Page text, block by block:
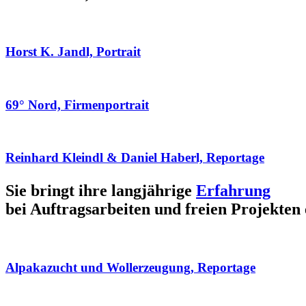
Horst K. Jandl, Portrait
69° Nord, Firmenportrait
Reinhard Kleindl & Daniel Haberl, Reportage
Sie bringt ihre langjährige Erfahrung
bei Auftragsarbeiten und freien Projekten
Alpakazucht und Wollerzeugung, Reportage